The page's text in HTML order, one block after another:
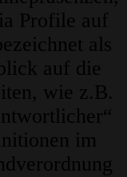
Profile auf
als
auf die
wie z.B.
im